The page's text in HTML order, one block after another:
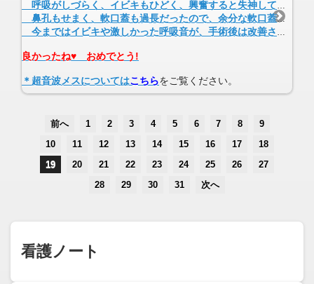
呼吸がしづらく、イビキもひどく、興奮すると失神してしまうので、他の病院で診てもらったそうですが、手術はお勧めしませんと言われたそうで、当院に来られました。
鼻孔もせまく、軟口蓋も過長だったので、余分な軟口蓋の切除手術と、外鼻孔形成手術をすることになりました。
今まではイビキや激しかった呼吸音が、手術後は改善され、元気に退院されました。その後は失神は無くなったそうです。
良かったね♥ おめでとう!
＊超音波メスについてはこちらをご覧ください。
前へ 1 2 3 4 5 6 7 8
9
10
11 12 13 14 15 16 17
18
19
20 21 22 23 24 25 26
27
28
29 30 31 次へ
看護ノート